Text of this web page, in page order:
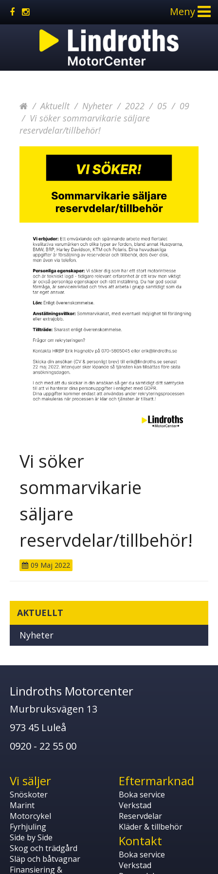
Meny
Aktuellt Nyheter 2022 05
09
Vi söker sommarvikarie säljare
reservdelar/tillbehör!
Vi söker
sommarvikarie
säljare
reservdelar/tillbehör!
09 Maj 2022
AKTUELLT
Nyheter
Lindroths Motorcenter
Murbruksvägen 13
973 45 Luleå
0920 - 22 55 00
Vi säljer
Snöskoter
Marint
Motorcykel
Fyrhjuling
Side by Side
Skog och trädgård
Släp och båtvagnar
Finansiering &
Eftermarknad
Boka service
Verkstad
Reservdelar
Kläder & tillbehör
Kontakt
Boka service
Verkstad